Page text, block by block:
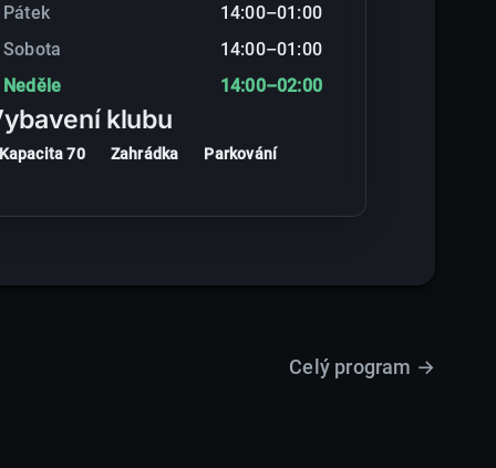
Pátek
14:00–01:00
Sobota
14:00–01:00
Neděle
14:00–02:00
klubu
70 Zahrádka Parkování
Celý program →